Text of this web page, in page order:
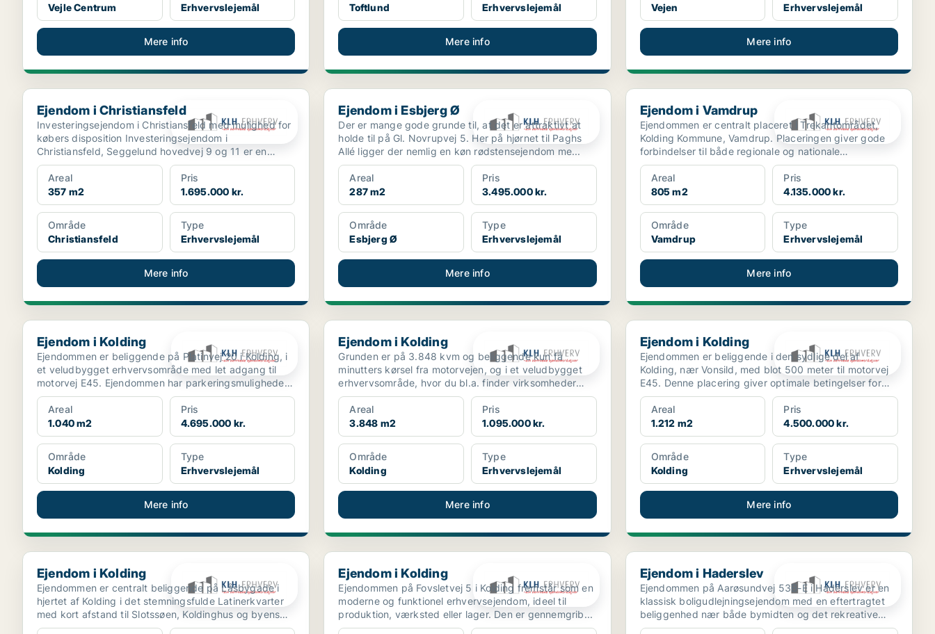
Vejle Centrum
Erhvervslejemål
Mere info
Toftlund
Erhvervslejemål
Mere info
Vejen
Erhvervslejemål
Mere info
Ejendom i Christiansfeld
Ejendom i Christiansfeld
Investeringsejendom i Christiansfeld med mulighed for
købers disposition Investeringsejendom i
Christiansfeld, Seggelund hovedvej 9 og 11 er en
investeri...
Areal
357 m2
Pris
1.695.000 kr.
Område
Christiansfeld
Type
Erhvervslejemål
Mere info
Ejendom i Esbjerg Ø
Ejendom i Esbjerg Ø
Der er mange gode grunde til, at det er attraktivt at
holde til på Gl. Novrupvej 5. Her på hjørnet til Paghs
Allé ligger der nemlig en køn rødstensejendom me...
Areal
287 m2
Pris
3.495.000 kr.
Område
Esbjerg Ø
Type
Erhvervslejemål
Mere info
Ejendom i Vamdrup
Ejendom i Vamdrup
Ejendommen er centralt placeret i Trekantområdet,
Kolding Kommune, Vamdrup. Placeringen giver gode
forbindelser til både regionale og nationale
transportkorr...
Areal
805 m2
Pris
4.135.000 kr.
Område
Vamdrup
Type
Erhvervslejemål
Mere info
Ejendom i Kolding
Ejendom i Kolding
Ejendommen er beliggende på Platinvej 20 i Kolding, i
et veludbygget erhvervsområde med let adgang til
motorvej E45. Ejendommen har parkeringsmuligheder
...
Areal
1.040 m2
Pris
4.695.000 kr.
Område
Kolding
Type
Erhvervslejemål
Mere info
Ejendom i Kolding
Ejendom i Kolding
Grunden er på 3.848 kvm og beliggende kun få
minutters kørsel fra motorvejen, og i et veludbygget
erhvervsområde, hvor du bl.a. finder virksomheder
som David...
Areal
3.848 m2
Pris
1.095.000 kr.
Område
Kolding
Type
Erhvervslejemål
Mere info
Ejendom i Kolding
Ejendom i Kolding
Ejendommen er beliggende i den sydlige del af
Kolding, nær Vonsild, med blot 500 meter til motorvej
E45. Denne placering giver optimale betingelser for
både ...
Areal
1.212 m2
Pris
4.500.000 kr.
Område
Kolding
Type
Erhvervslejemål
Mere info
Ejendom i Kolding
Ejendom i Kolding
Ejendommen er centralt beliggende på Låsbygade i
hjertet af Kolding i det stemningsfulde Latinerkvarter
med kort afstand til Slotssøen, Koldinghus og byens
g...
Ejendom i Kolding
Ejendom i Kolding
Ejendommen på Fovsletvej 5 i Kolding fremstår som en
moderne og funktionel erhvervsejendom, ideel til
produktion, værksted eller lager. Den er gennemgrib...
Ejendom i Haderslev
Ejendom i Haderslev
Ejendommen på Aarøsundvej 53B-E i Haderslev er en
klassisk boligudlejningsejendom med en eftertragtet
beliggenhed nær både bymidten og det rekreative
havnemi...